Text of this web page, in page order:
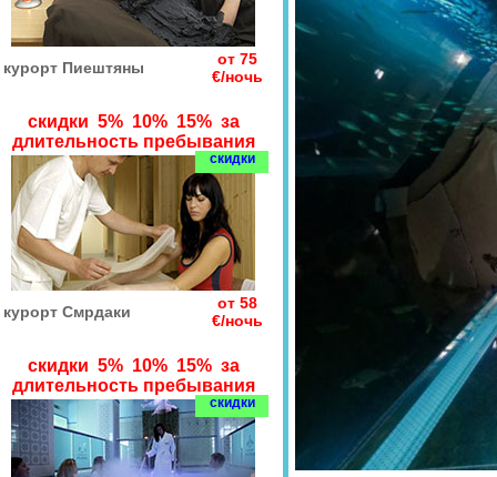
курорт Пиештяны
от 75
€/ночь
скидки 5% 10% 15% за
длительность пребывания
скидки
курорт Смрдаки
от 58
€/ночь
скидки 5% 10% 15% за
длительность пребывания
скидки